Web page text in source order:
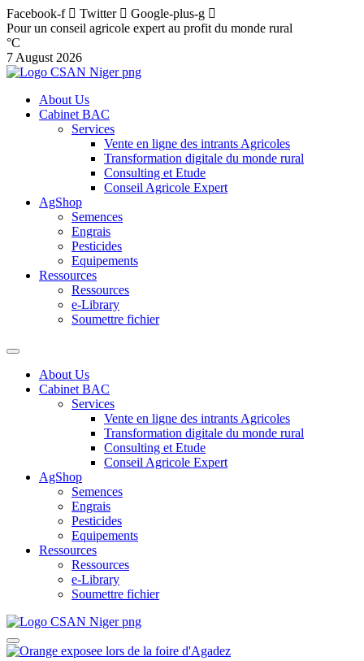
Facebook-f Twitter
Google-plus-g
Pour un conseil agricole expert au profit du monde rural
°C
7 August 2026
About Us
Cabinet BAC
Services
Vente en ligne des intrants Agricoles
Transformation digitale du monde rural
Consulting et Etude
Conseil Agricole Expert
AgShop
Semences
Engrais
Pesticides
Equipements
Ressources
Ressources
e-Library
Soumettre fichier
About Us
Cabinet BAC
Services
Vente en ligne des intrants Agricoles
Transformation digitale du monde rural
Consulting et Etude
Conseil Agricole Expert
AgShop
Semences
Engrais
Pesticides
Equipements
Ressources
Ressources
e-Library
Soumettre fichier